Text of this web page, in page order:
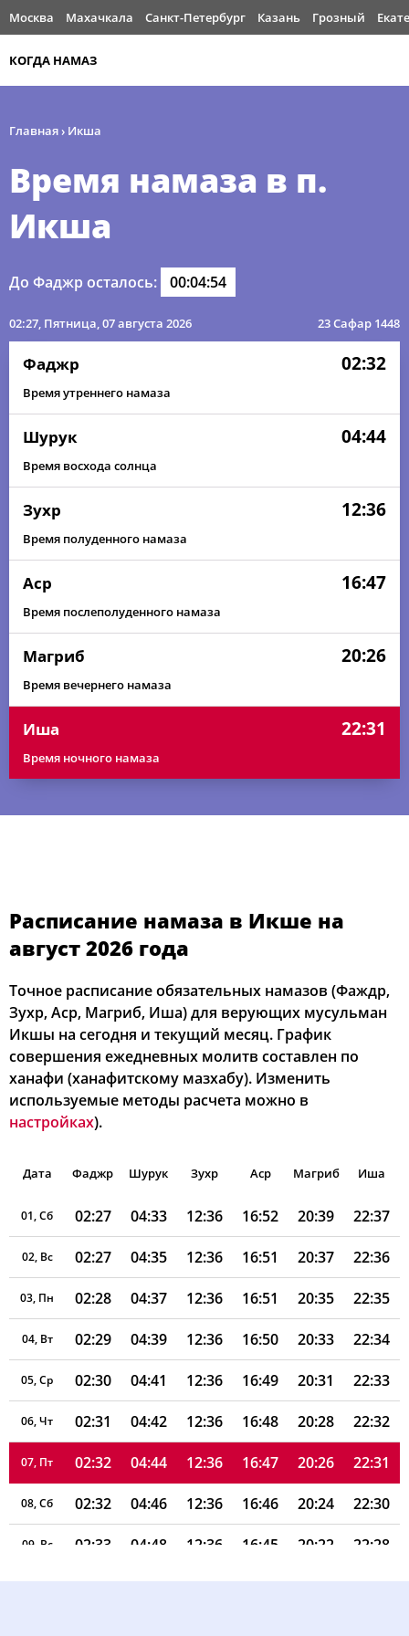
Москва Махачкала Санкт-Петербург Казань Грозный
КОГДА НАМАЗ
Главная› Икша
Время намаза в п.
Икша
До Фаджр осталось: 00:04:54
02:27, Пятница, 07 августа 2026 23 Сафар 1448
Фаджр 02:32
Время утреннего намаза
Шурук 04:44
Время восхода солнца
Зухр 12:36
Время полуденного намаза
Аср 16:47
Время послеполуденного намаза
Магриб 20:26
Время вечернего намаза
Иша 22:31
Время ночного намаза
Расписание намаза в Икше на
август 2026 года
Точное расписание обязательных намазов (Фаждр,
Зухр, Аср, Магриб, Иша) для верующих мусульман
Икшы на сегодня и текущий месяц. График
совершения ежедневных молитв составлен по
ханафи (ханафитскому мазхабу). Изменить
используемые методы расчета можно в
настройках).
Дата Фаджр Шурук Зухр Аср Магриб Иша
01, Сб 02:27 04:33 12:36 16:52 20:39 22:37
02, Вс 02:27 04:35 12:36 16:51 20:37 22:36
03, Пн 02:28 04:37 12:36 16:51 20:35 22:35
04, Вт 02:29 04:39 12:36 16:50 20:33 22:34
05, Ср 02:30 04:41 12:36 16:49 20:31 22:33
06, Чт 02:31 04:42 12:36 16:48 20:28 22:32
07, Пт 02:32 04:44 12:36 16:47 20:26 22:31
08, Сб 02:32 04:46 12:36 16:46 20:24 22:30
09, Вс 02:33 04:48 12:36 16:45 20:22 22:28
10, Пн 02:34 04:50 12:35 16:43 20:19 22:27